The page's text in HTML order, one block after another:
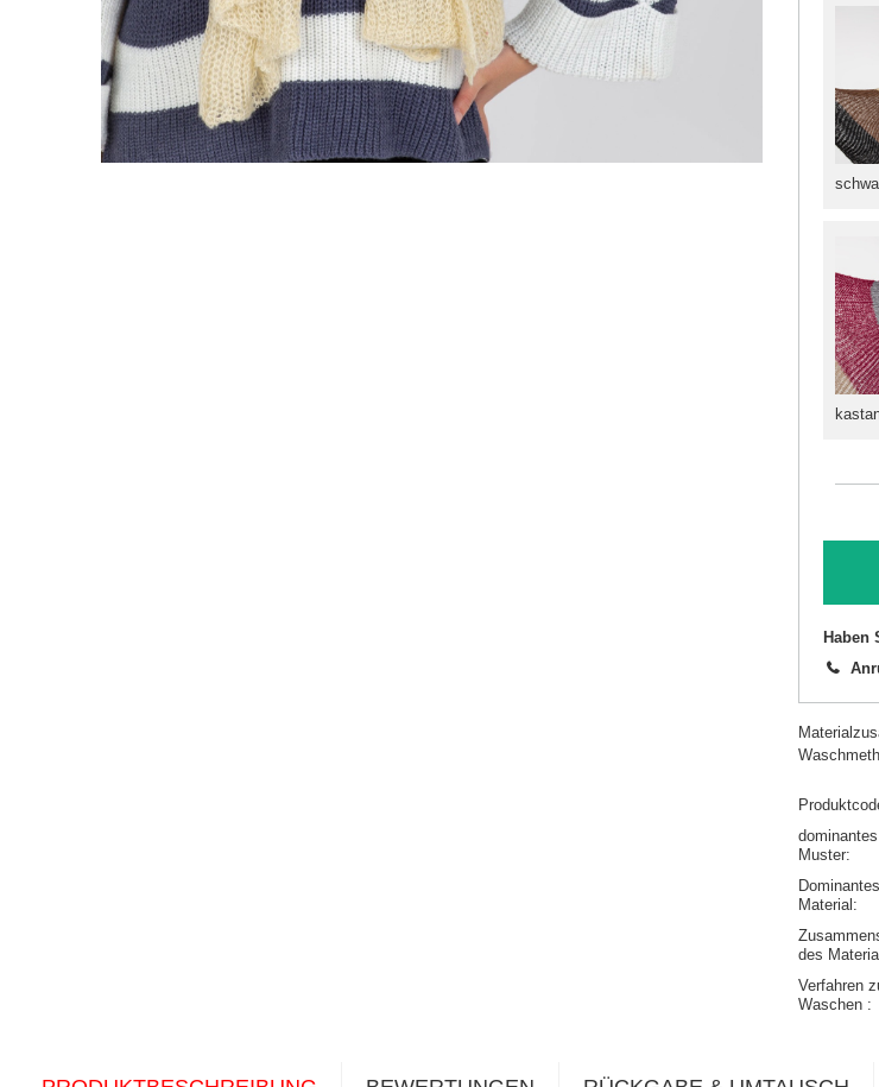
Haben
dominantes
Muster
Dominantes
Material
des
Verfahren
Waschen